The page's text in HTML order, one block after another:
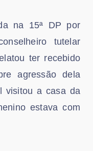
na 15ª DP por
tutelar
ter recebido
agressão dela
visitou a casa da
estava com